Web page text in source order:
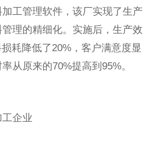
工管理软件，该厂实现了生产
理的精细化。实施后，生产效
耗降低了20%，客户满意度显
从原来的70%提高到95%。
企业